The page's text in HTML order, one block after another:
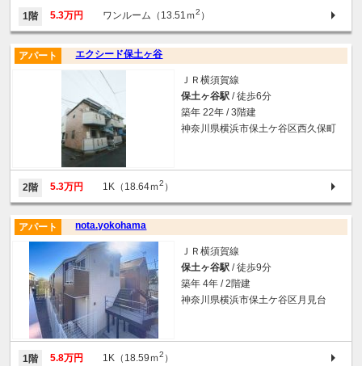
1階 5.3万円 ワンルーム（13.51ｍ2 ）
エクシード保土ヶ谷
アパート
ＪＲ横須賀線
保土ヶ谷駅 / 徒歩6分
築年 22年 / 3階建
神奈川県横浜市保土ケ谷区西久保町
2階 5.3万円 1K（18.64ｍ2 ）
nota.yokohama
アパート
ＪＲ横須賀線
保土ヶ谷駅 / 徒歩9分
築年 4年 / 2階建
神奈川県横浜市保土ケ谷区月見台
1階 5.8万円 1K（18.59ｍ2 ）